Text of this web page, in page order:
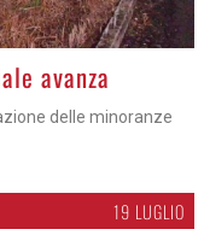
avanza
delle minoranze
19 LUGLIO